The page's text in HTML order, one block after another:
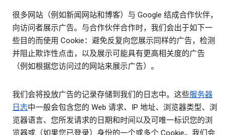
很多网站（例如新闻网站和博客）与 Google 结成合作伙伴，
向访问者展示广告。与合作伙伴合作时，我们会出于如下一
些目的而使用 Cookie：避免反复向您展示同样的广告，检测
并阻止欺诈性点击，以及展示可能具有更高相关度的广告
（例如根据您访问过的网站来展示广告）。
我们会将投放广告的记录存储到我们的日志中。这些服务器
日志中一般会包含您的 Web 请求、IP 地址、浏览器类型、浏
览器语言、您所发请求的日期和时间以及可唯一标识您的浏
览器或（如果您已登录）身份的一个或多个 Cookie。我们会